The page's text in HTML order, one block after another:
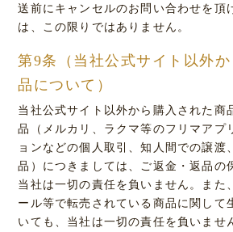
送前にキャンセルのお問い合わせを頂
は、この限りではありません。
第9条（当社公式サイト以外
品について）
当社公式サイト以外から購入された商
品（メルカリ、ラクマ等のフリマアプ
ョンなどの個人取引、知人間での譲渡
品）につきましては、ご返金・返品の
当社は一切の責任を負いません。また
ール等で転売されている商品に関して
いても、当社は一切の責任を負いませ